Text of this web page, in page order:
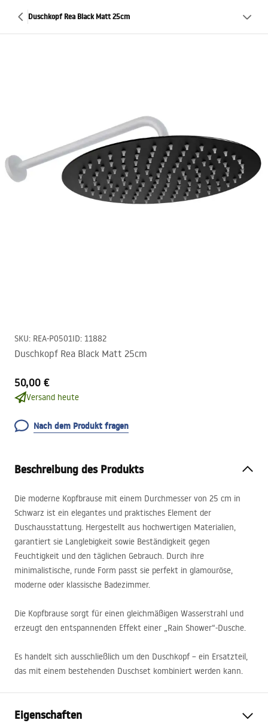
Duschkopf Rea Black Matt 25cm
SKU: REA-P0501ID: 11882
Duschkopf Rea Black Matt 25cm
50,00 €
Versand heute
Nach dem Produkt fragen
Beschreibung des Produkts
Die moderne Kopfbrause mit einem Durchmesser von 25 cm in
Schwarz ist ein elegantes und praktisches Element der
Duschausstattung. Hergestellt aus hochwertigen Materialien,
garantiert sie Langlebigkeit sowie Beständigkeit gegen
Feuchtigkeit und den täglichen Gebrauch. Durch ihre
minimalistische, runde Form passt sie perfekt in glamouröse,
moderne oder klassische Badezimmer.
Die Kopfbrause sorgt für einen gleichmäßigen Wasserstrahl und
erzeugt den entspannenden Effekt einer „Rain Shower“-Dusche.
Es handelt sich ausschließlich um den Duschkopf – ein Ersatzteil,
das mit einem bestehenden Duschset kombiniert werden kann.
Eigenschaften